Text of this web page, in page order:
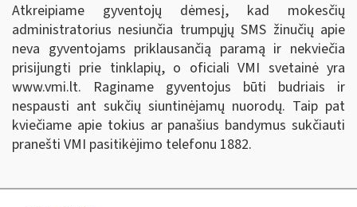
Atkreipiame gyventojų dėmesį, kad mokesčių
administratorius nesiunčia trumpųjų SMS žinučių apie
neva gyventojams priklausančią paramą ir nekviečia
prisijungti prie tinklapių, o oficiali VMI svetainė yra
www.vmi.lt. Raginame gyventojus būti budriais ir
nespausti ant sukčių siuntinėjamų nuorodų. Taip pat
kviečiame apie tokius ar panašius bandymus sukčiauti
pranešti VMI pasitikėjimo telefonu 1882.